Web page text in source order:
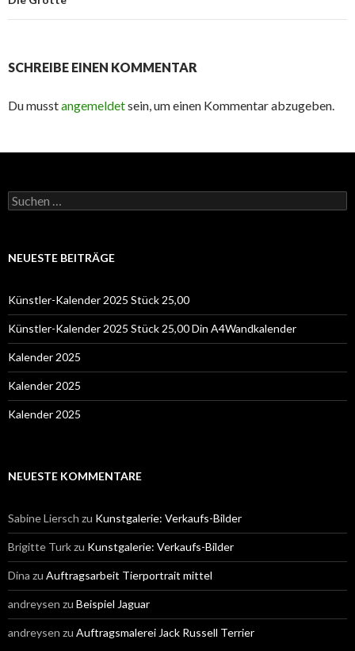
SCHREIBE EINEN KOMMENTAR
Du musstangemeldetsein, um einen Kommentar abzugeben.
Suchen
nach:
NEUESTE BEITRÄGE
Künstler-Kalender 2025 Stück 25,00
Künstler-Kalender 2025 Stück 25,00 Din A4Wandkalender
Kalender 2025
Kalender 2025
Kalender 2025
NEUESTE KOMMENTARE
Sabine Liersch zu Kunstgalerie: Verkaufs-Bilder
Brigitte Turkzu Kunstgalerie: Verkaufs-Bilder
Dina zu Auftragsarbeit Tierportrait mittel
andreysen zu Beispiel Jaguar
andreysen zu Auftragsmalerei Jack Russell Terrier